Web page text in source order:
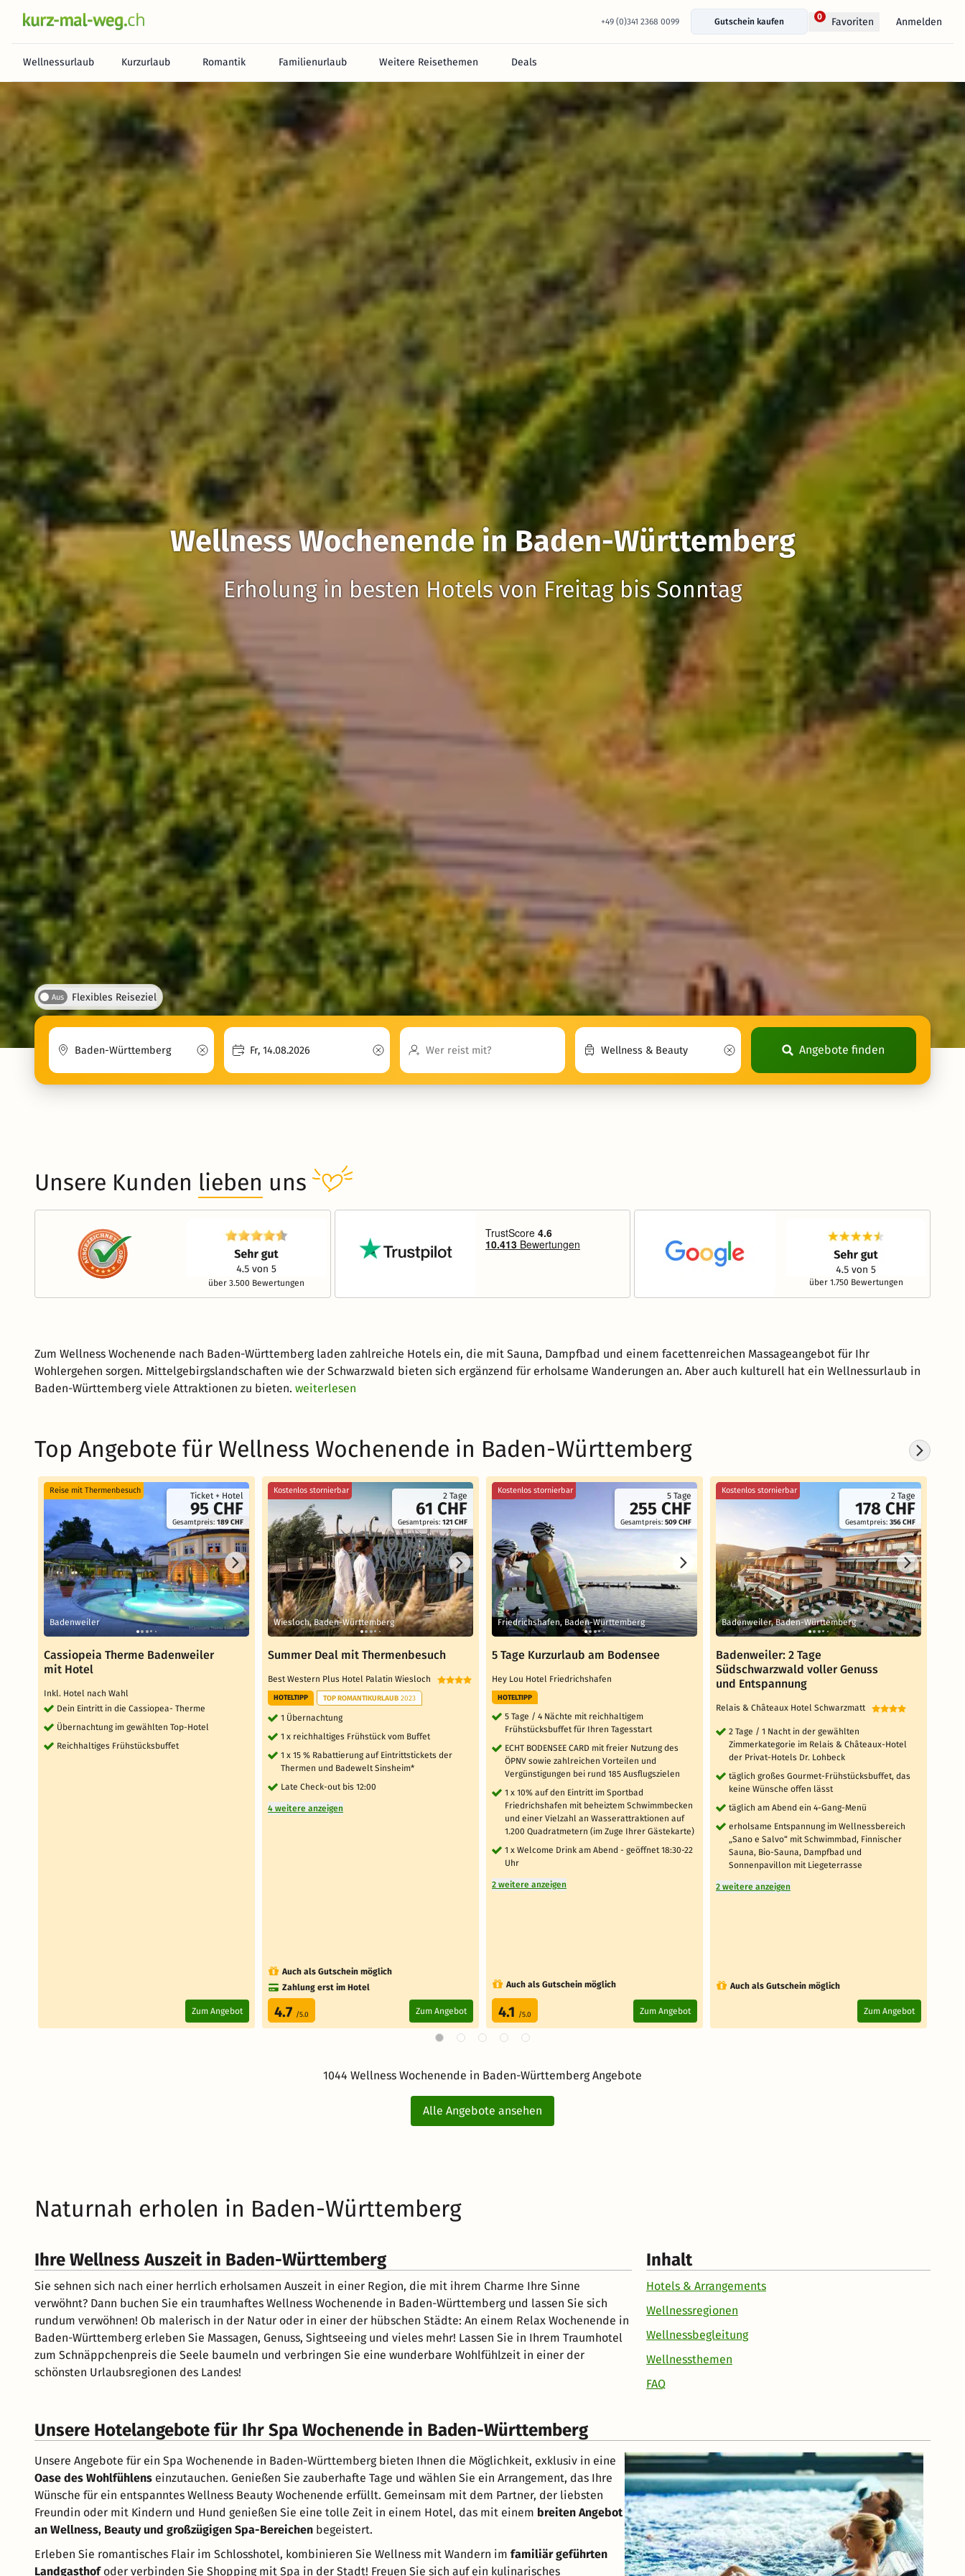
+49 (0)341 2368 0099 Gutschein kaufen
0 Favoriten Anmelden
Wellnessurlaub Kurzurlaub Romantik Familienurlaub Weitere Reisethemen Deals
Wellness Wochenende in Baden-Württemberg
Erholung in besten Hotels von Freitag bis Sonntag
Aus Flexibles Reiseziel
Angebote finden
Unsere Kunden lieben uns
über 3.500 Bewertungen über 1.750 Bewertungen
Zum Wellness Wochenende nach Baden-Württemberg laden zahlreiche Hotels ein, die mit Sauna, Dampfbad und einem facettenreichen Massageangebot für Ihr
Wohlergehen sorgen. Mittelgebirgslandschaften wie der Schwarzwald bieten sich ergänzend für erholsame Wanderungen an. Aber auch kulturell hat ein Wellnessurlaub in
Baden-Württemberg viele Attraktionen zu bieten. weiterlesen
Top Angebote für Wellness Wochenende in Baden-Württemberg
Ticket + Hotel
95 CHF
Gesamtpreis: 189 CHF
Reise mit Thermenbesuch
Badenweiler
Cassiopeia Therme Badenweiler
mit Hotel
Inkl. Hotel nach Wahl
Dein Eintritt in die Cassiopea- Therme
Übernachtung im gewählten Top-Hotel
Reichhaltiges Frühstücksbuffet
Zum Angebot
2 Tage
61 CHF
Gesamtpreis: 121 CHF
Kostenlos stornierbar
Wiesloch, Baden-Württemberg
Summer Deal mit Thermenbesuch
Best Western Plus Hotel Palatin Wiesloch
HOTELTIPP TOP ROMANTIKURLAUB 2023
1 Übernachtung
1 x reichhaltiges Frühstück vom Buffet
1 x 15 % Rabattierung auf Eintrittstickets der
Thermen und Badewelt Sinsheim*
Late Check-out bis 12:00
4 weitere anzeigen
Auch als Gutschein möglich
Zahlung erst im Hotel
4.7 /5.0 Zum Angebot
5 Tage
255 CHF
Gesamtpreis: 509 CHF
Kostenlos stornierbar
Friedrichshafen, Baden-Württemberg
5 Tage Kurzurlaub am Bodensee
Hey Lou Hotel Friedrichshafen
HOTELTIPP
5 Tage / 4 Nächte mit reichhaltigem
Frühstücksbuffet für Ihren Tagesstart
ECHT BODENSEE CARD mit freier Nutzung des
ÖPNV sowie zahlreichen Vorteilen und
Vergünstigungen bei rund 185 Ausflugszielen
1 x 10% auf den Eintritt im Sportbad
Friedrichshafen mit beheiztem Schwimmbecken
und einer Vielzahl an Wasserattraktionen auf
1.200 Quadratmetern (im Zuge Ihrer Gästekarte)
1 x Welcome Drink am Abend - geöffnet 18:30-22
Uhr
2 weitere anzeigen
Auch als Gutschein möglich
4.1 /5.0 Zum Angebot
2 Tage
178 CHF
Gesamtpreis: 356 CHF
Kostenlos stornierbar
Badenweiler, Baden-Württemberg
Badenweiler: 2 Tage
Südschwarzwald voller Genuss
und Entspannung
Relais & Châteaux Hotel Schwarzmatt
2 Tage / 1 Nacht in der gewählten
Zimmerkategorie im Relais & Châteaux-Hotel
der Privat-Hotels Dr. Lohbeck
täglich großes Gourmet-Frühstücksbuffet, das
keine Wünsche offen lässt
täglich am Abend ein 4-Gang-Menü
erholsame Entspannung im Wellnessbereich
„Sano e Salvo“ mit Schwimmbad, Finnischer
Sauna, Bio-Sauna, Dampfbad und
Sonnenpavillon mit Liegeterrasse
2 weitere anzeigen
Auch als Gutschein möglich
Zum Angebot
1044 Wellness Wochenende in Baden-Württemberg Angebote
Alle Angebote ansehen
Naturnah erholen in Baden-Württemberg
Ihre Wellness Auszeit in Baden-Württemberg
Sie sehnen sich nach einer herrlich erholsamen Auszeit in einer Region, die mit ihrem Charme Ihre Sinne
verwöhnt? Dann buchen Sie ein traumhaftes Wellness Wochenende in Baden-Württemberg und lassen Sie sich
rundum verwöhnen! Ob malerisch in der Natur oder in einer der hübschen Städte: An einem Relax Wochenende in
Baden-Württemberg erleben Sie Massagen, Genuss, Sightseeing und vieles mehr! Lassen Sie in Ihrem Traumhotel
zum Schnäppchenpreis die Seele baumeln und verbringen Sie eine wunderbare Wohlfühlzeit in einer der
schönsten Urlaubsregionen des Landes!
Inhalt
Hotels & Arrangements
Wellnessregionen
Wellnessbegleitung
Wellnessthemen
FAQ
Unsere Hotelangebote für Ihr Spa Wochenende in Baden-Württemberg
Unsere Angebote für ein Spa Wochenende in Baden-Württemberg bieten Ihnen die Möglichkeit, exklusiv in eine
Oase des Wohlfühlens einzutauchen. Genießen Sie zauberhafte Tage und wählen Sie ein Arrangement, das Ihre
Wünsche für ein entspanntes Wellness Beauty Wochenende erfüllt. Gemeinsam mit dem Partner, der liebsten
Freundin oder mit Kindern und Hund genießen Sie eine tolle Zeit in einem Hotel, das mit einem breiten Angebot
an Wellness, Beauty und großzügigen Spa-Bereichen begeistert.
Erleben Sie romantisches Flair im Schlosshotel, kombinieren Sie Wellness mit Wandern im familiär geführten
Landgasthofoder verbinden Sie Shopping mit Spa in der Stadt! Freuen Sie sich auf ein kulinarisches